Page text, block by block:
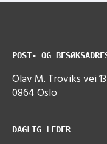
POST- OG
Olav M. Troviks vei 13
0864 Oslo
DAGLIG LEDER